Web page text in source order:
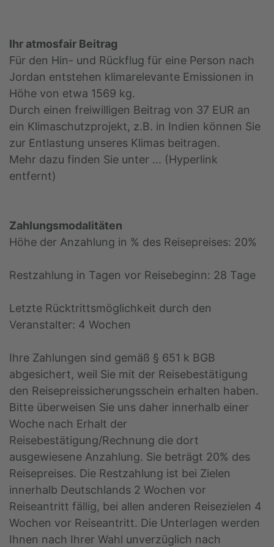
Ihr atmosfair Beitrag
Für den Hin- und Rückflug für eine Person nach
Jordan entstehen klimarelevante Emissionen in
Höhe von etwa 1569 kg.
Durch einen freiwilligen Beitrag von 37 EUR an
ein Klimaschutzprojekt, z.B. in Indien können Sie
zur Entlastung unseres Klimas beitragen.
Mehr dazu finden Sie unter ... (Hyperlink
entfernt)
Zahlungsmodalitäten
Höhe der Anzahlung in % des Reisepreises: 20%
Restzahlung in Tagen vor Reisebeginn: 28 Tage
Letzte Rücktrittsmöglichkeit durch den
Veranstalter: 4 Wochen
Ihre Zahlungen sind gemäß § 651 k BGB
abgesichert, weil Sie mit der Reisebestätigung
den Reisepreissicherungsschein erhalten haben.
Bitte überweisen Sie uns daher innerhalb einer
Woche nach Erhalt der
Reisebestätigung/Rechnung die dort
ausgewiesene Anzahlung. Sie beträgt 20% des
Reisepreises. Die Restzahlung ist bei Zielen
innerhalb Deutschlands 2 Wochen vor
Reiseantritt fällig, bei allen anderen Reisezielen 4
Wochen vor Reiseantritt. Die Unterlagen werden
Ihnen nach Ihrer Wahl unverzüglich nach